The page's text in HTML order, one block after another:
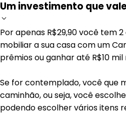
Um investimento que
Por apenas R$29,90 você tem
mobiliar a sua casa com um
prêmios ou ganhar até R$10
Se for contemplado, você que
caminhão, ou seja, você
podendo escolher vários itens